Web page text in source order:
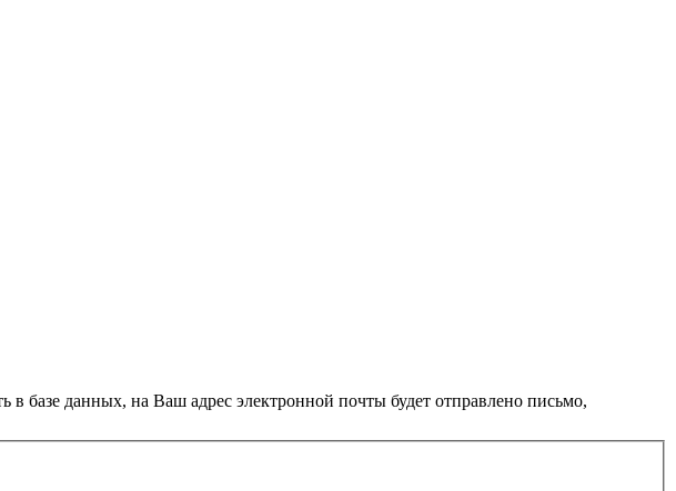
базе данных, на Ваш адрес электронной почты будет отправлено письмо,